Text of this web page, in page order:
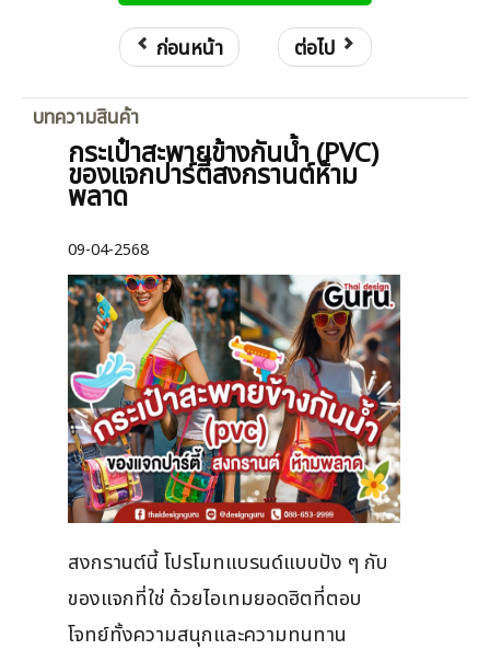
ก่อนหน้า ต่อไป
บทความสินค้า
กระเป๋าสะพายข้างกันน้ำ (PVC)
ของแจกปาร์ตี้สงกรานต์ห้าม
พลาด
09-04-2568
สงกรานต์นี้ โปรโมทแบรนด์แบบปัง ๆ กับ
ของแจกที่ใช่ ด้วยไอเทมยอดฮิตที่ตอบ
โจทย์ทั้งความสนุกและความทนทาน